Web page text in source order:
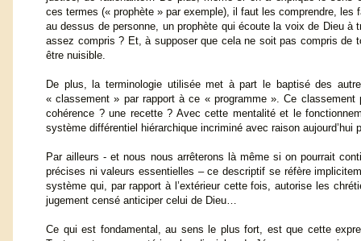
ces termes (« prophète » par exemple), il faut les comprendre,
au dessus de personne, un prophète qui écoute la voix de Dieu
assez compris ? Et, à supposer que cela ne soit pas compris de
être nuisible.
De plus, la terminologie utilisée met à part le baptisé des
« classement » par rapport à ce « programme ». Ce
cohérence ? une recette ? Avec cette mentalité et le
système différentiel hiérarchique incriminé avec raison
Par ailleurs - et nous nous arrêterons là même si on pourrait
précises ni valeurs essentielles – ce descriptif se réfère
système qui, par rapport à l’extérieur cette fois, autorise les
jugement censé anticiper celui de Dieu…
Ce qui est fondamental, au sens le plus fort, est que cette